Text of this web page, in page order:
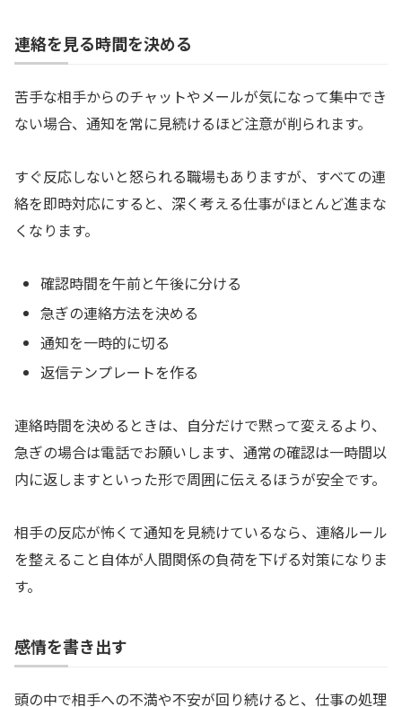
連絡を見る時間を決める
苦手な相手からのチャットやメールが気になって集中でき
ない場合、通知を常に見続けるほど注意が削られます。
すぐ反応しないと怒られる職場もありますが、すべての連
絡を即時対応にすると、深く考える仕事がほとんど進まな
くなります。
確認時間を午前と午後に分ける
急ぎの連絡方法を決める
通知を一時的に切る
返信テンプレートを作る
連絡時間を決めるときは、自分だけで黙って変えるより、
急ぎの場合は電話でお願いします、通常の確認は一時間以
内に返しますといった形で周囲に伝えるほうが安全です。
相手の反応が怖くて通知を見続けているなら、連絡ルール
を整えること自体が人間関係の負荷を下げる対策になりま
す。
感情を書き出す
頭の中で相手への不満や不安が回り続けると、仕事の処理